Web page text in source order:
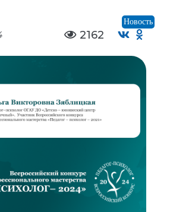
Новость
2162